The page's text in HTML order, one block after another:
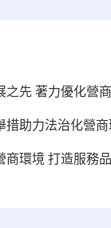
之先 著力優化營
措助力法治化營商
商環境 打造服務